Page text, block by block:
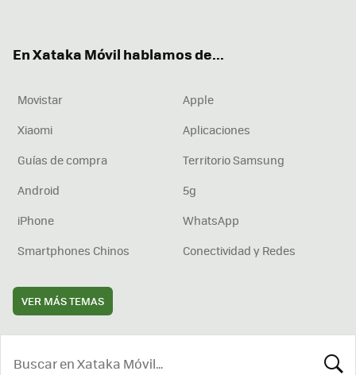
En Xataka Móvil hablamos de...
Movistar
Apple
Xiaomi
Aplicaciones
Guías de compra
Territorio Samsung
Android
5g
iPhone
WhatsApp
Smartphones Chinos
Conectividad y Redes
VER MÁS TEMAS